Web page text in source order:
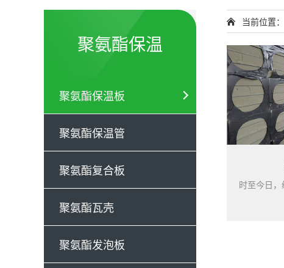
聚氨酯保温
聚氨酯保温板
聚氨酯保温管
聚氨酯复合板
聚氨酯瓦壳
聚氨酯发泡板
当前位置：